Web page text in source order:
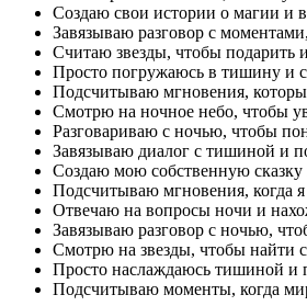
Создаю свои истории о магии и
Завязываю разговор с
Считаю звезды, чтобы подарить
Просто погружаюсь в тишину и
Подсчитываю мгновения,
Смотрю на ночное небо, чтобы
Разговариваю с ночью, чтобы
Завязываю диалог с тишиной и
Создаю мою собственную сказку
Подсчитываю мгновения, когда
Отвечаю на вопросы ночи и
Завязываю разговор с ночью,
Смотрю на звезды, чтобы найти
Просто наслаждаюсь тишиной и
Подсчитываю моменты, когда